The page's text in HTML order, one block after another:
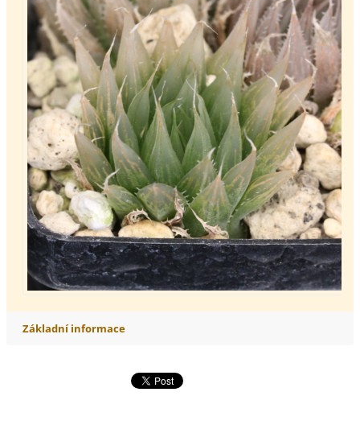
Základní informace